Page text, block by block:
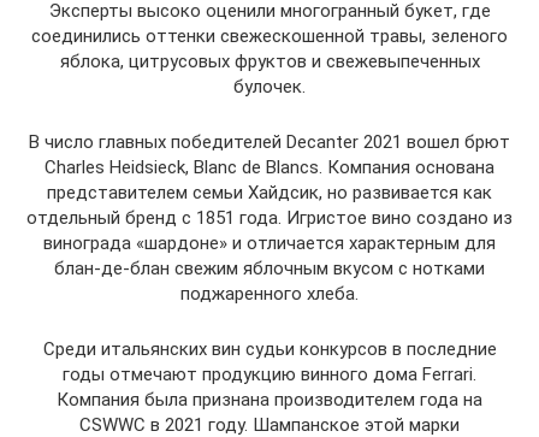
Эксперты высоко оценили многогранный букет, где
соединились оттенки свежескошенной травы, зеленого
яблока, цитрусовых фруктов и свежевыпеченных
булочек.
В число главных победителей Decanter 2021 вошел брют
Charles Heidsieck, Blanc de Blancs. Компания основана
представителем семьи Хайдсик, но развивается как
отдельный бренд с 1851 года. Игристое вино создано из
винограда «шардоне» и отличается характерным для
блан-де-блан свежим яблочным вкусом с нотками
поджаренного хлеба.
Среди итальянских вин судьи конкурсов в последние
годы отмечают продукцию винного дома Ferrari.
Компания была признана производителем года на
CSWWC в 2021 году. Шампанское этой марки